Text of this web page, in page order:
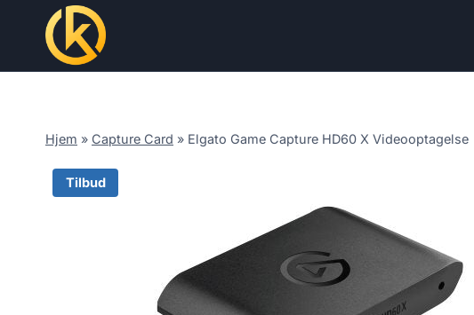
content
Hjem » Capture Card » Elgato Game Capture HD60 X Videooptagelse
Tilbud